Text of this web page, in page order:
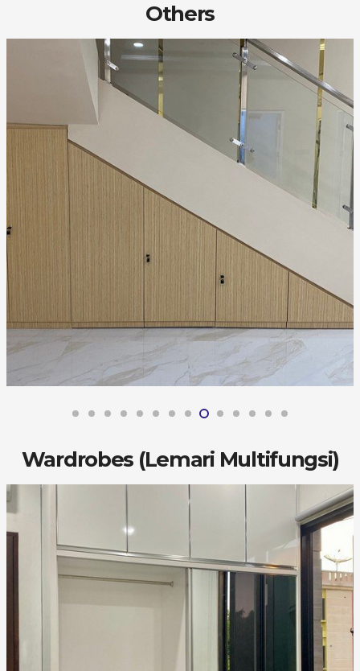
Others
Wardrobes (Lemari Multifungsi)